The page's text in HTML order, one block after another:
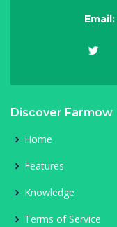
Email:
Discover Farmow
Home
Features
Knowledge
Terms of Service